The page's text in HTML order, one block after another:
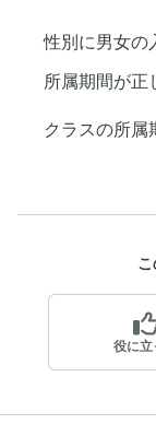
性別に男女の
所属期間が正
クラスの所属
役に立